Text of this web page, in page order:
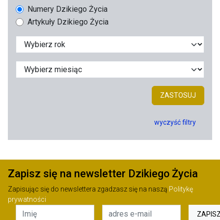
Numery Dzikiego Życia
Artykuły Dzikiego Życia
ZASTOSUJ
wyczyść filtry
Zapisz się na newsletter Dzikiego Życia
Zapisując się do newslettera zgadzasz się na naszą Politykę
prywatności